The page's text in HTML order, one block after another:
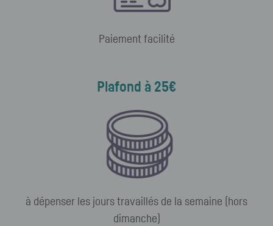
Plafond à 25€
à dépenser les jours travaillés de la semaine (hors
dimanche)
Paiement facilité